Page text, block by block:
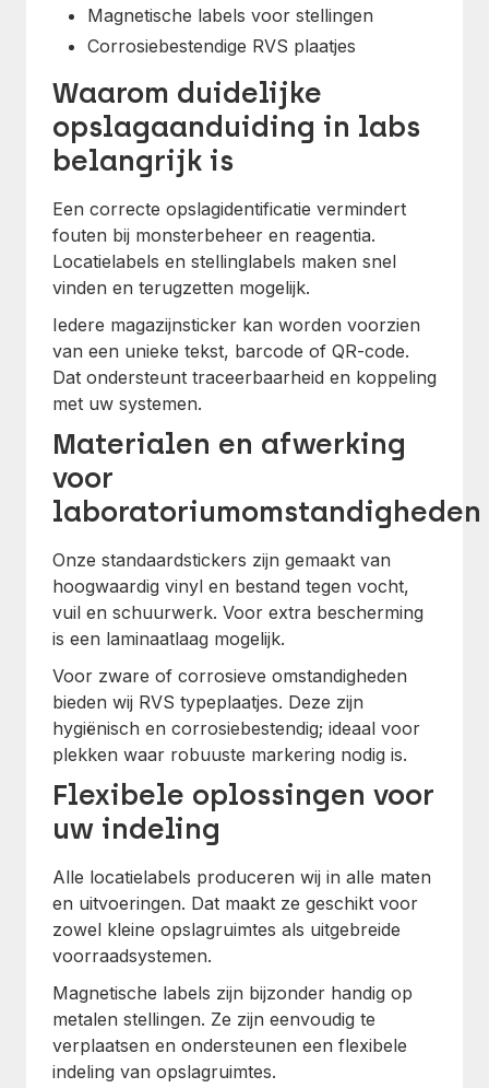
Magnetische labels voor stellingen
Corrosiebestendige RVS plaatjes
Waarom duidelijke
opslagaanduiding in labs
belangrijk is
Een correcte opslagidentificatie vermindert
fouten bij monsterbeheer en reagentia.
Locatielabels en stellinglabels maken snel
vinden en terugzetten mogelijk.
Iedere magazijnsticker kan worden voorzien
van een unieke tekst, barcode of QR-code.
Dat ondersteunt traceerbaarheid en koppeling
met uw systemen.
Materialen en afwerking
voor
laboratoriumomstandigheden
Onze standaardstickers zijn gemaakt van
hoogwaardig vinyl en bestand tegen vocht,
vuil en schuurwerk. Voor extra bescherming
is een laminaatlaag mogelijk.
Voor zware of corrosieve omstandigheden
bieden wij RVS typeplaatjes. Deze zijn
hygiënisch en corrosiebestendig; ideaal voor
plekken waar robuuste markering nodig is.
Flexibele oplossingen voor
uw indeling
Alle locatielabels produceren wij in alle maten
en uitvoeringen. Dat maakt ze geschikt voor
zowel kleine opslagruimtes als uitgebreide
voorraadsystemen.
Magnetische labels zijn bijzonder handig op
metalen stellingen. Ze zijn eenvoudig te
verplaatsen en ondersteunen een flexibele
indeling van opslagruimtes.